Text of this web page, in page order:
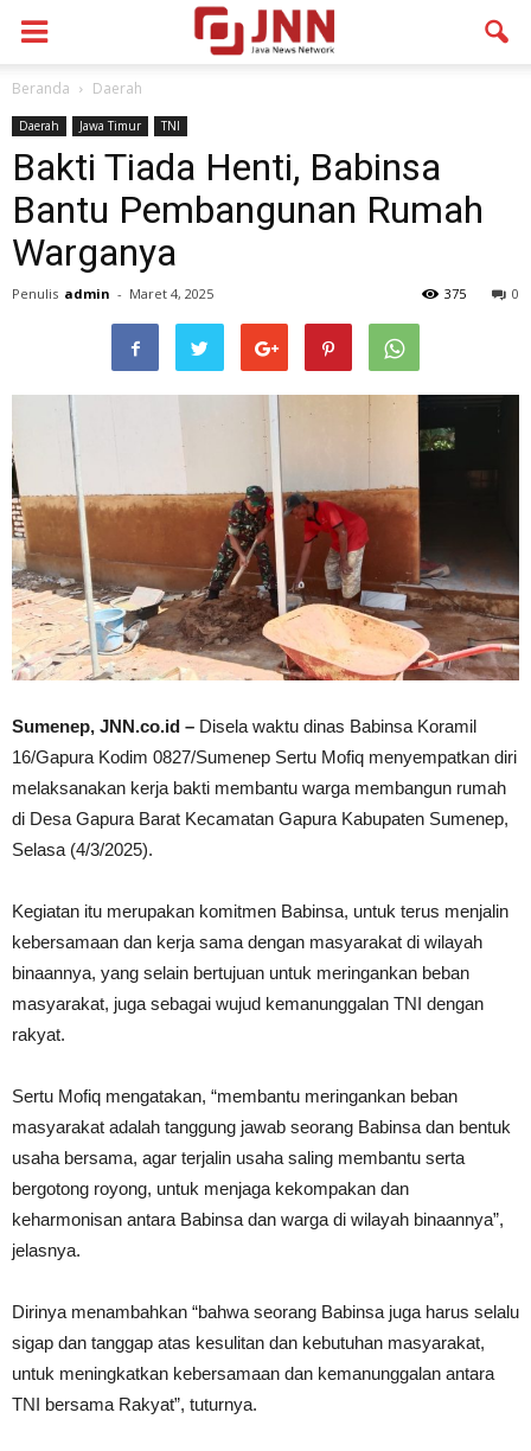
Beranda Daerah
Daerah Jawa Timur TNI
Bakti Tiada Henti, Babinsa
Bantu Pembangunan Rumah
Warganya
Penulis admin - Maret 4, 2025 0
375
Sumenep, JNN.co.id – Disela waktu dinas Babinsa Koramil
16/Gapura Kodim 0827/Sumenep Sertu Mofiq menyempatkan diri
melaksanakan kerja bakti membantu warga membangun rumah
di Desa Gapura Barat Kecamatan Gapura Kabupaten Sumenep,
Selasa (4/3/2025).
Kegiatan itu merupakan komitmen Babinsa, untuk terus menjalin
kebersamaan dan kerja sama dengan masyarakat di wilayah
binaannya, yang selain bertujuan untuk meringankan beban
masyarakat, juga sebagai wujud kemanunggalan TNI dengan
rakyat.
Sertu Mofiq mengatakan, “membantu meringankan beban
masyarakat adalah tanggung jawab seorang Babinsa dan bentuk
usaha bersama, agar terjalin usaha saling membantu serta
bergotong royong, untuk menjaga kekompakan dan
keharmonisan antara Babinsa dan warga di wilayah binaannya”,
jelasnya.
Dirinya menambahkan “bahwa seorang Babinsa juga harus selalu
sigap dan tanggap atas kesulitan dan kebutuhan masyarakat,
untuk meningkatkan kebersamaan dan kemanunggalan antara
TNI bersama Rakyat”, tuturnya.